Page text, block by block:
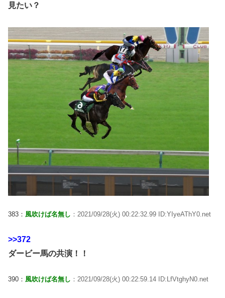
見たい？
383： 風吹けば名無し ：2021/09/28(火) 00:22:32.99 ID:YIyeAThY0.net
>>372
ダービー馬の共演！！
390： 風吹けば名無し ：2021/09/28(火) 00:22:59.14 ID:LfVtghyN0.net